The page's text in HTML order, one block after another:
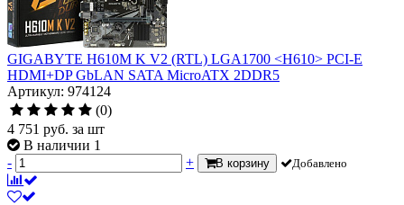
GIGABYTE H610M K V2 (RTL) LGA1700 <H610> PCI-E
HDMI+DP GbLAN SATA MicroATX 2DDR5
Артикул: 974124
(0)
4 751 руб. за шт
В наличии 1
-
+ В корзину Добавлено